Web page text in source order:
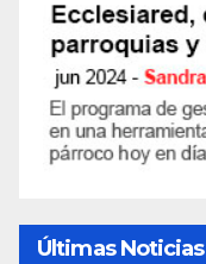
Últimas Noticias